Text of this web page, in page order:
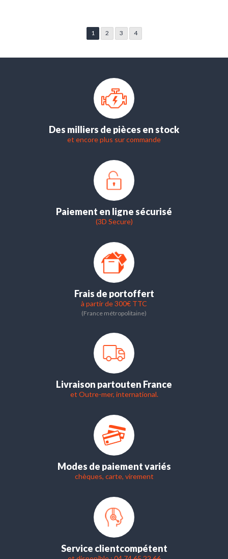
1 2 3 4
Des milliers de pièces en stock
et encore plus sur commande
Paiement en ligne sécurisé
(3D Secure)
Frais de portoffert
à partir de 300€ TTC
(France métropolitaine)
Livraison partouten France
et Outre-mer, international.
Modes de paiement variés
chèques, carte, virement
Service clientcompétent